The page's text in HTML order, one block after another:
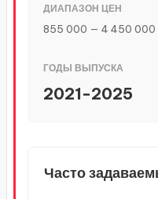
ДИАПАЗОН ЦЕН
855 000 — 4 450 000
ГОДЫ ВЫПУСКА
2021-2025
Часто